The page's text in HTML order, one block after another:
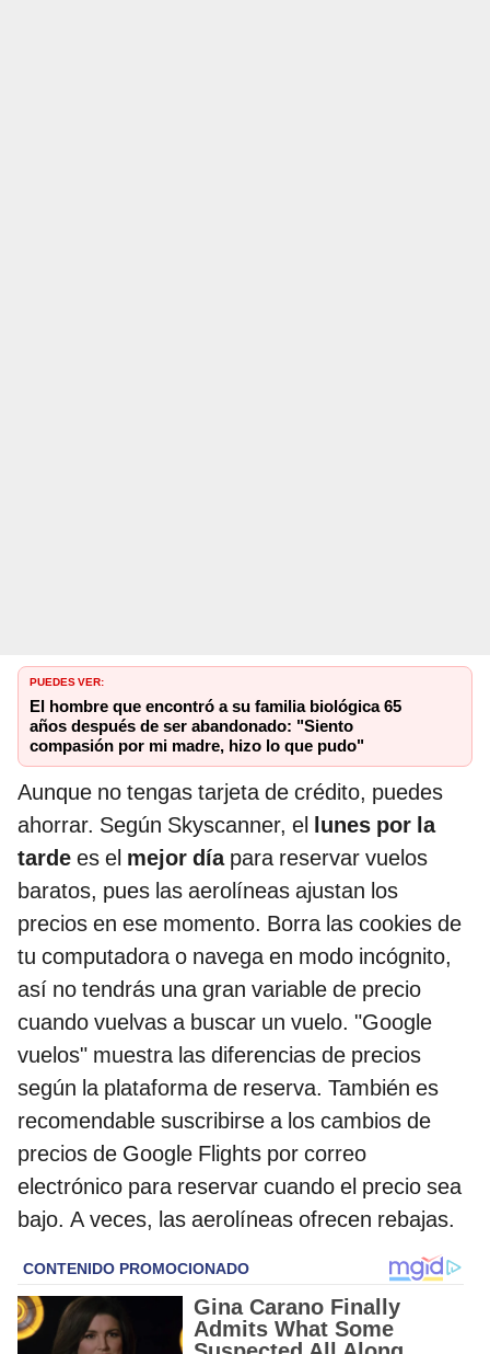
PUEDES VER:
El hombre que encontró a su familia biológica 65
años después de ser abandonado: "Siento
compasión por mi madre, hizo lo que pudo"
Aunque no tengas tarjeta de crédito, puedes
ahorrar. Según Skyscanner, el lunes por la
tarde es el mejor díapara reservar vuelos
baratos, pues las aerolíneas ajustan los
precios en ese momento. Borra las cookies de
tu computadora o navega en modo incógnito,
así no tendrás una gran variable de precio
cuando vuelvas a buscar un vuelo. "Google
vuelos" muestra las diferencias de precios
según la plataforma de reserva. También es
recomendable suscribirse a los cambios de
precios de Google Flights por correo
electrónico para reservar cuando el precio sea
bajo. A veces, las aerolíneas ofrecen rebajas.